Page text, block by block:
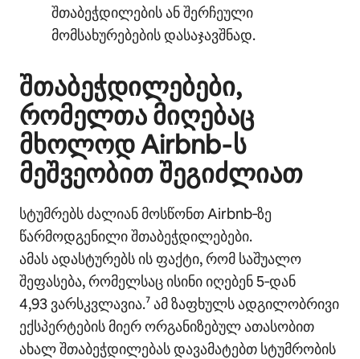
შთაბეჭდილების ან შერჩეული
მომსახურებების დასაჯავშნად.
შთაბეჭდილებები,
რომელთა მიღებაც
მხოლოდ Airbnb‑ს
მეშვეობით შეგიძლიათ
სტუმრებს ძალიან მოსწონთ Airbnb‑ზე
წარმოდგენილი შთაბეჭდილებები.
ამას ადასტურებს ის ფაქტი, რომ საშუალო
შეფასება, რომელსაც ისინი იღებენ 5‑დან
4,93 ვარსკვლავია.⁷ ამ ზაფხულს ადგილობრივი
ექსპერტების მიერ ორგანიზებულ ათასობით
ახალ შთაბეჭდილებას დავამატებთ სტუმრობის